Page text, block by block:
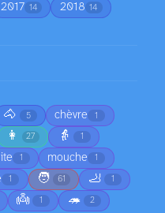
2017 14 2018 14
🐴 5 chèvre 1
👩 27 👵 1
1 mouche 1
1 🧑 61 🦶 1
👼 1 🦔 2